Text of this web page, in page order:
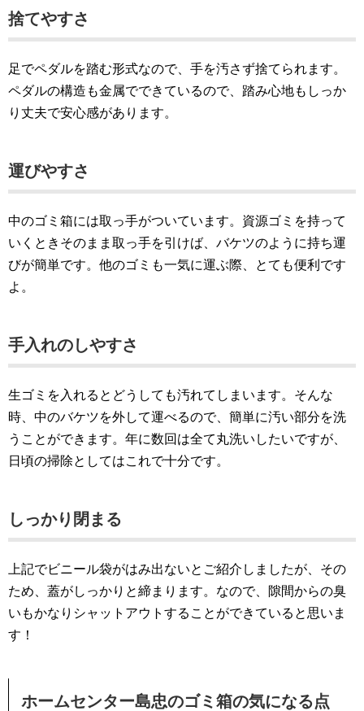
捨てやすさ
足でペダルを踏む形式なので、手を汚さず捨てられます。
ペダルの構造も金属でできているので、踏み心地もしっか
り丈夫で安心感があります。
運びやすさ
中のゴミ箱には取っ手がついています。資源ゴミを持って
いくときそのまま取っ手を引けば、バケツのように持ち運
びが簡単です。他のゴミも一気に運ぶ際、とても便利です
よ。
手入れのしやすさ
生ゴミを入れるとどうしても汚れてしまいます。そんな
時、中のバケツを外して運べるので、簡単に汚い部分を洗
うことができます。年に数回は全て丸洗いしたいですが、
日頃の掃除としてはこれで十分です。
しっかり閉まる
上記でビニール袋がはみ出ないとご紹介しましたが、その
ため、蓋がしっかりと締まります。なので、隙間からの臭
いもかなりシャットアウトすることができていると思いま
す！
ホームセンター島忠のゴミ箱の気になる点